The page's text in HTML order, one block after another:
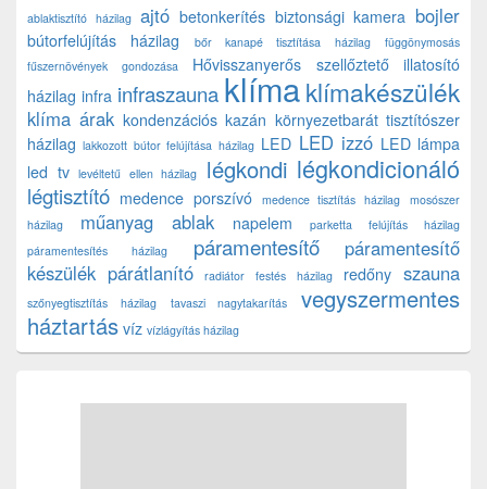
ablaktisztító házilag ajtó betonkerítés biztonsági kamera bojler
bútorfelújítás házilag bőr kanapé tisztítása házilag
függönymosás
fűszernövények gondozása
Hővisszanyerős szellőztető
illatosító
házilag infra infraszauna klímaklímakészülék
klíma árak kondenzációs kazán környezetbarát tisztítószer
házilag lakkozott bútor felújítása házilag LED LED izzó LED lámpa
led tv levéltetű ellen házilag légkondi légkondicionáló
légtisztító medence porszívó medence tisztítás házilag
mosószer
házilag
műanyag ablak napelem
parketta felújítás házilag
páramentesítés házilag
páramentesítő
páramentesítő
készülék párátlanító radiátor festés házilag redőny szauna
szőnyegtisztítás házilag tavaszi nagytakarítás
vegyszermentes
háztartás víz vízlágyítás házilag